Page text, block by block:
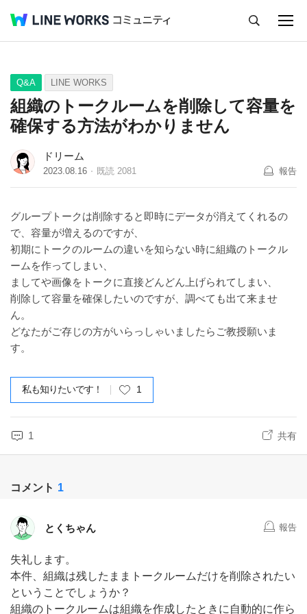
Q&A Tips Ideas
Q&A LINE WORKS
組織のトークルームを削除して容量を
確保する方法がわかりません
ドリーム
2023.08.16 既読 2081 報告
グループトークは削除すると即時にデータが消えてくれるの
で、容量が増えるのですが、
初期にトークのルームの違いを知らない時に組織のトークル
ームを作ってしまい、
ましてや画像をトークに直接どんどん上げられてしまい、
削除して容量を確保したいのですが、調べても出て来ませ
ん。
どなたがご存じの方がいらっしゃいましたらご教授願いま
す。
私も知りたいです！ 1
1 共有
コメント 1
とくちゃん 報告
失礼します。
本件、組織は残したままトークルームだけを削除されたい
ということでしょうか？
組織のトークルームは組織を作成したときに自動的に作ら